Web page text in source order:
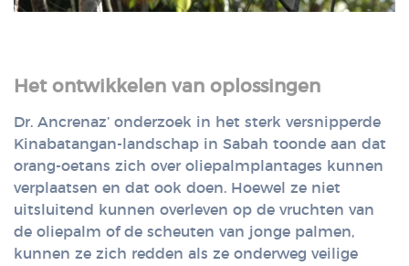
Het ontwikkelen van oplossingen
Dr. Ancrenaz’ onderzoek in het sterk versnipperde
Kinabatangan-landschap in Sabah toonde aan dat
orang-oetans zich over oliepalmplantages kunnen
verplaatsen en dat ook doen. Hoewel ze niet
uitsluitend kunnen overleven op de vruchten van
de oliepalm of de scheuten van jonge palmen,
kunnen ze zich redden als ze onderweg veilige